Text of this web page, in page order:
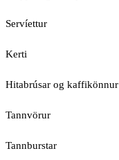
Servíettur
Kerti
Hitabrúsar og kaffikönnur
Tannvörur
Tannburstar